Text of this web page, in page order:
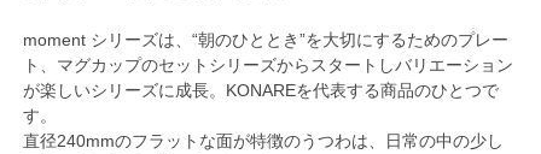
moment シリーズは、“朝のひととき”を大切にするためのプレー
ト、マグカップのセットシリーズからスタートしバリエーション
が楽しいシリーズに成長。KONAREを代表する商品のひとつで
す。
直径240mmのフラットな面が特徴のうつわは、日常の中の少し